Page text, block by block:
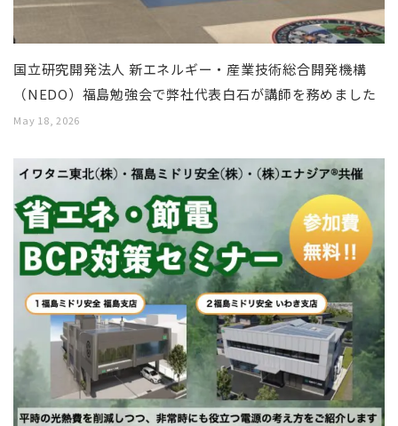
国立研究開発法人 新エネルギー・産業技術総合開発機構
（NEDO）福島勉強会で弊社代表白石が講師を務めました
May 18, 2026